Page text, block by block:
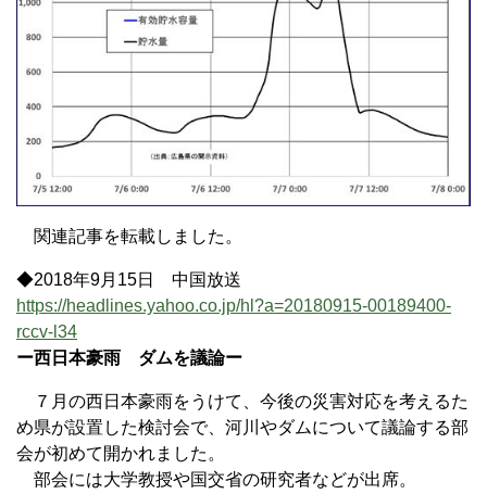
関連記事を転載しました。
◆2018年9月15日 中国放送
https://headlines.yahoo.co.jp/hl?a=20180915-00189400-
rccv-l34
ー西日本豪雨 ダムを議論ー
７月の西日本豪雨をうけて、今後の災害対応を考えるた
め県が設置した検討会で、河川やダムについて議論する部
会が初めて開かれました。
部会には大学教授や国交省の研究者などが出席。